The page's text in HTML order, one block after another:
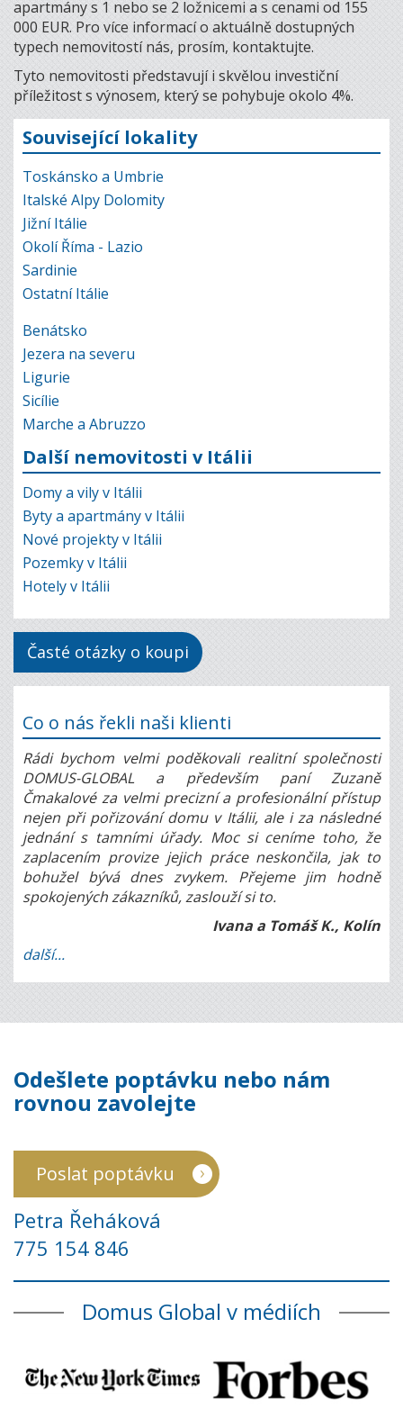
apartmány s 1 nebo se 2 ložnicemi a s cenami od 155
000 EUR. Pro více informací o aktuálně dostupných
typech nemovitostí nás, prosím, kontaktujte.
Tyto nemovitosti představují i skvělou investiční
příležitost s výnosem, který se pohybuje okolo 4%.
Související lokality
Toskánsko a Umbrie
Italské Alpy Dolomity
Jižní Itálie
Okolí Říma - Lazio
Sardinie
Ostatní Itálie
Benátsko
Jezera na severu
Ligurie
Sicílie
Marche a Abruzzo
Další nemovitosti v Itálii
Domy a vily v Itálii
Byty a apartmány v Itálii
Nové projekty v Itálii
Pozemky v Itálii
Hotely v Itálii
Časté otázky o koupi
Co o nás řekli naši klienti
Rádi bychom velmi poděkovali realitní společnosti
DOMUS-GLOBAL a především paní Zuzaně
Čmakalové za velmi precizní a profesionální přístup
nejen při pořizování domu v Itálii, ale i za následné
jednání s tamními úřady. Moc si ceníme toho, že
zaplacením provize jejich práce neskončila, jak to
bohužel bývá dnes zvykem. Přejeme jim hodně
spokojených zákazníků, zaslouží si to.
Ivana a Tomáš K., Kolín
další...
Odešlete poptávku nebo nám
rovnou zavolejte
Poslat poptávku
Petra Řeháková
775 154 846
Domus Global v médiích